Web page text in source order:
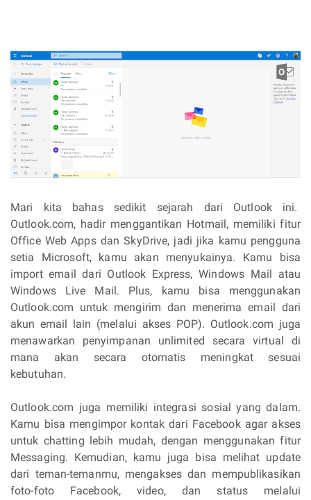
Mari kita bahas sedikit sejarah dari Outlook ini.
Outlook.com, hadir menggantikan Hotmail, memiliki fitur
Office Web Apps dan SkyDrive, jadi jika kamu pengguna
setia Microsoft, kamu akan menyukainya. Kamu bisa
import email dari Outlook Express, Windows Mail atau
Windows Live Mail. Plus, kamu bisa menggunakan
Outlook.com untuk mengirim dan menerima email dari
akun email lain (melalui akses POP). Outlook.com juga
menawarkan penyimpanan unlimited secara virtual di
mana akan secara otomatis meningkat sesuai
kebutuhan.
Outlook.com juga memiliki integrasi sosial yang dalam.
Kamu bisa mengimpor kontak dari Facebook agar akses
untuk chatting lebih mudah, dengan menggunakan fitur
Messaging. Kemudian, kamu juga bisa melihat update
dari teman-temanmu, mengakses dan mempublikasikan
foto-foto Facebook, video, dan status melalui